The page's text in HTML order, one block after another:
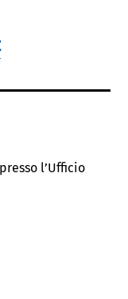
l’Ufficio